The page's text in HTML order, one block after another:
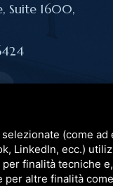
(come ad
LinkedIn, ecc.)
finalità tecniche
per altre finalità
Suite 1600,